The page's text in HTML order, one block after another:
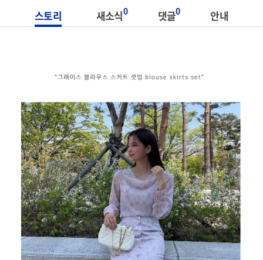
스토리 새소식0 댓글0 안내